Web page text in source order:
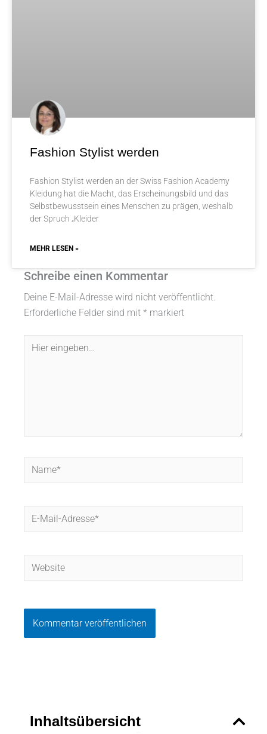
Fashion Stylist werden
Fashion Stylist werden an der Swiss Fashion Academy
Kleidung hat die Macht, das Erscheinungsbild und das
Selbstbewusstsein eines Menschen zu prägen, weshalb
der Spruch „Kleider
MEHR LESEN »
Schreibe einen Kommentar
Deine E-Mail-Adresse wird nicht veröffentlicht.
Erforderliche Felder sind mit * markiert
Hier
Name*
Website
Inhaltsübersicht